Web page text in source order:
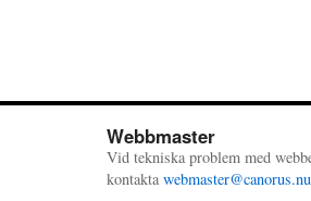
Webbmaster
Vid tekniska problem med
kontakta